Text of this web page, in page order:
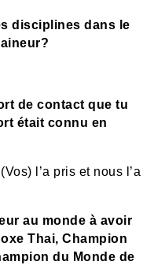
disciplines dans le
de contact que tu
était connu en
l’a pris et nous l’a
au monde à avoir
Thai, Champion
du Monde de